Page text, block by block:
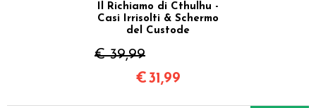
Il Richiamo di Cthulhu -
Casi Irrisolti & Schermo
del Custode
€ 39,99
€31,99